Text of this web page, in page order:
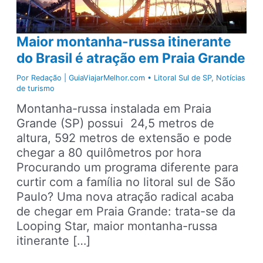
Maior montanha-russa itinerante
do Brasil é atração em Praia Grande
Por Redação | GuiaViajarMelhor.com • Litoral Sul de SP, Notícias
de turismo
Montanha-russa instalada em Praia
Grande (SP) possui 24,5 metros de
altura, 592 metros de extensão e pode
chegar a 80 quilômetros por hora
Procurando um programa diferente para
curtir com a família no litoral sul de São
Paulo? Uma nova atração radical acaba
de chegar em Praia Grande: trata-se da
Looping Star, maior montanha-russa
itinerante […]